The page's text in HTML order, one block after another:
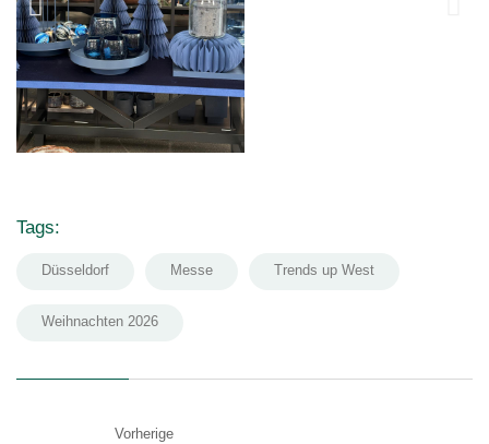
Tags:
Düsseldorf Messe Trends up West
Weihnachten 2026
Vorherige